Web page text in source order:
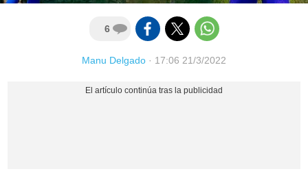
6
Manu Delgado · 17:06 21/3/2022